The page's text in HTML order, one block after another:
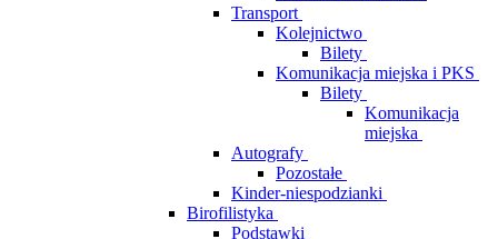
Transport
Kolejnictwo
Bilety
Komunikacja miejska i PKS
Bilety
Komunikacja
miejska
Autografy
Pozostałe
Kinder-niespodzianki
Birofilistyka
Podstawki